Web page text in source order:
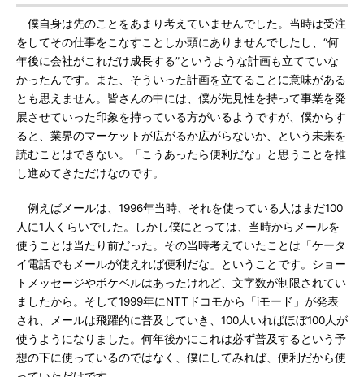
僕自身は先のことをあまり考えていませんでした。当時は受注
をしてその仕事をこなすことしか頭にありませんでしたし、“何
年後に会社がこれだけ成長する”というような計画も立てていな
かったんです。また、そういった計画を立てることに意味がある
とも思えません。皆さんの中には、僕が先見性を持って事業を発
展させていった印象を持っている方がいるようですが、僕からす
ると、業界のマーケットが広がるか広がらないか、という未来を
読むことはできない。「こうあったら便利だな」と思うことを推
し進めてきただけなのです。
例えばメールは、1996年当時、それを使っている人はまだ100
人に1人くらいでした。しかし僕にとっては、当時からメールを
使うことは当たり前だった。その当時考えていたことは「ケータ
イ電話でもメールが使えれば便利だな」ということです。ショー
トメッセージやポケベルはあったけれど、文字数が制限されてい
ましたから。そして1999年にNTTドコモから「iモード」が発表
され、メールは飛躍的に普及していき、100人いればほぼ100人が
使うようになりました。何年後かにこれは必ず普及するという予
想の下に使っているのではなく、僕にしてみれば、便利だから使